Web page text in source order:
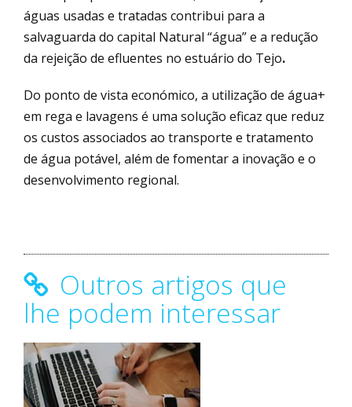
águas usadas e tratadas contribui para a
salvaguarda do capital Natural “água” e a redução
da rejeição de efluentes no estuário do Tejo.
Do ponto de vista económico, a utilização de água+
em rega e lavagens é uma solução eficaz que reduz
os custos associados ao transporte e tratamento
de água potável, além de fomentar a inovação e o
desenvolvimento regional.
Outros artigos que
lhe podem interessar